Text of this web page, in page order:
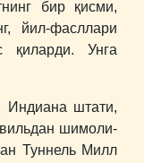
бир қисми,
йил-фасллари
қиларди. Унга
Индиана штати,
шимоли-
Туннель Милл